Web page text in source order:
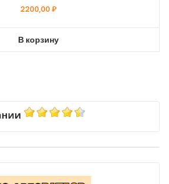
2200,00₽
В корзину